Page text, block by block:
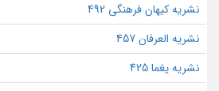
نشریه کیهان فرهنگی 492
نشریه العرفان 457
نشریه یغما 425